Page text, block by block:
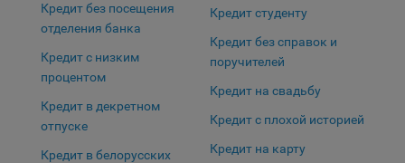
предоставляемый компанией Google Ireland Ltd, Gordon
House Barrow Street Dublin 4, D04E5W5 Ireland.
Сохранить мои изменения
Сохранить по умолчанию
Кредит без посещения
отделения банка
Кредит с низким
процентом
Кредит в декретном
отпуске
Кредит в белорусских
Кредит студенту
Кредит без справок и
поручителей
Кредит на свадьбу
Кредит с плохой историей
Кредит на карту